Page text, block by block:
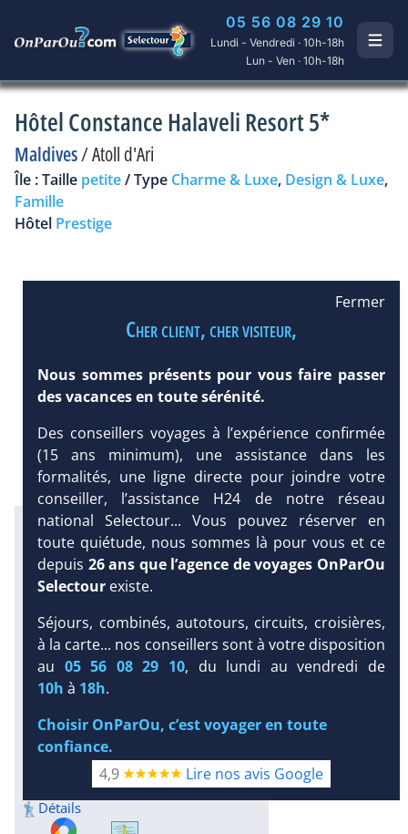
05 56 08 29 10
Lundi - Vendredi · 10h-18h
Lun - Ven · 10h-18h
Hôtel Constance Halaveli Resort 5*
Maldives/Atoll d'Ari
Île : Taille petite/ Type Charme & Luxe, Design & Luxe,
Famille
Hôtel Prestige
DEMANDE
D’INFORMATIONS
RÉSERVATION
Infos météo :
29 °C
160 mm
29 °C
Infos plages :
Dist.
< 100 m
Long.
Longueur
750 m
13 m
Équipement :
87
Tx
Détails
Plongée sous-marine :
Excursions :
Détails
Fermer
Cher client, cher visiteur,
Nous sommes présents pour vous faire passer
des vacances en toute sérénité.
Des conseillers voyages à l’expérience confirmée
(15 ans minimum), une assistance dans les
formalités, une ligne directe pour joindre votre
conseiller, l’assistance H24 de notre réseau
national Selectour... Vous pouvez réserver en
toute quiétude, nous sommes là pour vous et ce
depuis 26 ans que l’agence de voyages OnParOu
Selectour existe.
Séjours, combinés, autotours, circuits, croisières,
à la carte... nos conseillers sont à votre disposition
au 05 56 08 29 10, du lundi au vendredi de
10h à 18h.
Choisir OnParOu, c’est voyager en toute
confiance.
4,9
Lire nos avis Google